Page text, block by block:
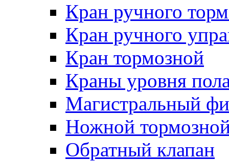
Кран ручного
Кран ручного
Кран тормозной
Краны уровня
Магистральный
Ножной
Обратный клапан